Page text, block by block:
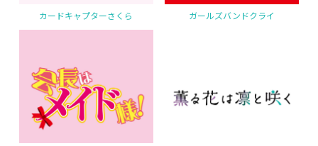
カードキャプターさくら ガールズバンドクライ